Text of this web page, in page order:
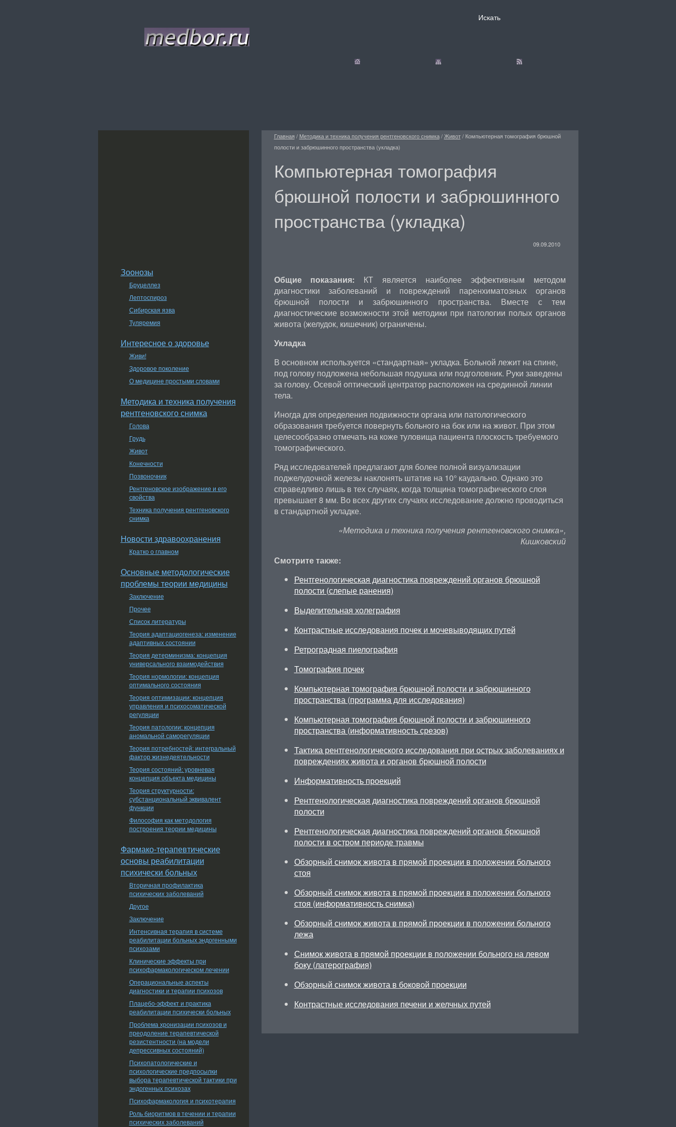
Главная / Методика и техника получения рентгеновского снимка/Живот/ Компьютерная томография брюшной
полости и забрюшинного пространства (укладка)
Компьютерная томография
брюшной полости и забрюшинного
пространства (укладка)
09.09.2010
Общие показания: КТ является наиболее эффективным методом
диагностики заболеваний и повреждений паренхиматозных органов
брюшной полости и забрюшинного пространства. Вместе с тем
диагностические возможности этой методики при патологии полых органов
живота (желудок, кишечник) ограничены.
Укладка
В основном используется «стандартная» укладка. Больной лежит на спине,
под голову подложена небольшая подушка или подголовник. Руки заведены
за голову. Осевой оптический центратор расположен на срединной линии
тела.
Иногда для определения подвижности органа или патологического
образования требуется повернуть больного на бок или на живот. При этом
целесообразно отмечать на коже туловища пациента плоскость требуемого
томографического.
Ряд исследователей предлагают для более полной визуализации
поджелудочной железы наклонять штатив на 10° каудально. Однако это
справедливо лишь в тех случаях, когда толщина томографического слоя
превышает 8 мм. Во всех других случаях исследование должно проводиться
в стандартной укладке.
«Методика и техника получения рентгеновского снимка»,
Кишковский
Смотрите также:
Рентгенологическая диагностика повреждений органов брюшной
полости (слепые ранения)
Выделительная холеграфия
Контрастные исследования почек и мочевыводящих путей
Ретроградная пиелография
Томография почек
Компьютерная томография брюшной полости и забрюшинного
пространства (программа для исследования)
Компьютерная томография брюшной полости и забрюшинного
пространства (информативность срезов)
Тактика рентгенологического исследования при острых заболеваниях и
повреждениях живота и органов брюшной полости
Информативность проекций
Рентгенологическая диагностика повреждений органов брюшной
полости
Рентгенологическая диагностика повреждений органов брюшной
полости в остром периоде травмы
Обзорный снимок живота в прямой проекции в положении больного
стоя
Обзорный снимок живота в прямой проекции в положении больного
стоя (информативность снимка)
Обзорный снимок живота в прямой проекции в положении больного
лежа
Снимок живота в прямой проекции в положении больного на левом
боку (латерография)
Обзорный снимок живота в боковой проекции
Контрастные исследования печени и желчных путей
Зоонозы
Бруцеллез
Лептоспироз
Сибирская язва
Туляремия
Интересное о здоровье
Живи!
Здоровое поколение
О медицине простыми словами
Методика и техника получения
рентгеновского снимка
Голова
Грудь
Живот
Конечности
Позвоночник
Рентгеновское изображение и его
свойства
Техника получения рентгеновского
снимка
Новости здравоохранения
Кратко о главном
Основные методологические
проблемы теории медицины
Заключение
Прочее
Список литературы
Теория адаптациогенеза: изменение
адаптивных состоянии
Теория детерминизма: концепция
универсального взаимодействия
Теория нормологии: концепция
оптимального состояния
Теория оптимизации: концепция
управления и психосоматической
регуляции
Теория патологии: концепция
аномальной саморегуляции
Теория потребностей: интегральный
фактор жизнедеятельности
Теория состояний: уровневая
концепция объекта медицины
Теория структурности:
субстанциональный эквивалент
функции
Философия как методология
построения теории медицины
Фармако-терапевтические
основы реабилитации
психически больных
Вторичная профилактика
психических заболеваний
Другое
Заключение
Интенсивная терапия в системе
реабилитации больных эндогенными
психозами
Клинические эффекты при
психофармакологическом лечении
Операциональные аспекты
диагностики и терапии психозов
Плацебо-эффект и практика
реабилитации психически больных
Проблема хронизации психозов и
преодоление терапевтической
резистентности (на модели
депрессивных состояний)
Психопатологические и
психологические предпосылки
выбора терапевтической тактики при
эндогенных психозах
Психофармакология и психотерапия
Роль биоритмов в течении и терапии
психических заболеваний